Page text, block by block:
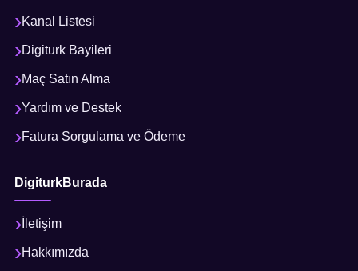
Kanal Listesi
Digiturk Bayileri
Maç Satın Alma
Yardım ve Destek
Fatura Sorgulama ve Ödeme
DigiturkBurada
İletişim
Hakkımızda